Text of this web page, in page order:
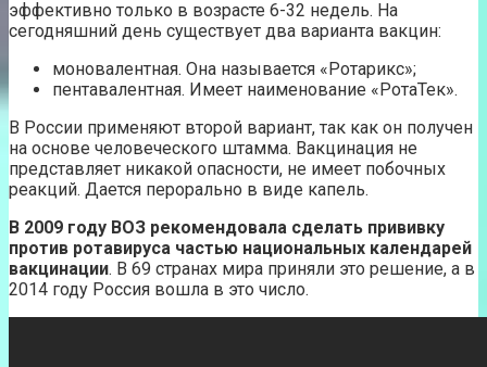
эффективно только в возрасте 6-32 недель. На
сегодняшний день существует два варианта вакцин:
моновалентная. Она называется «Ротарикс»;
пентавалентная. Имеет наименование «РотаТек».
В России применяют второй вариант, так как он получен
на основе человеческого штамма. Вакцинация не
представляет никакой опасности, не имеет побочных
реакций. Дается перорально в виде капель.
В 2009 году ВОЗ рекомендовала сделать прививку
против ротавируса частью национальных календарей
вакцинации. В 69 странах мира приняли это решение, а в
2014 году Россия вошла в это число.